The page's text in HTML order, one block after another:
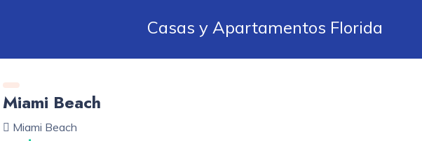
Casas y Apartamentos Florida
Miami Beach
Miami Beach